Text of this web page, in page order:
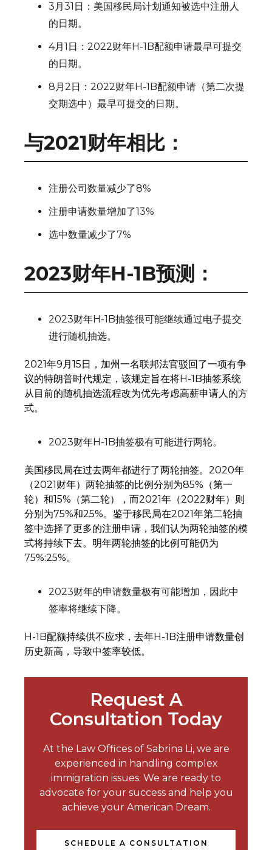
3月31日：美国移民局计划通知被选中注册人
的日期。
4月1日：2022财年H-1B配额申请最早可提交
的日期。
8月2日：2022财年H-1B配额申请（第二次提
交期选中）最早可提交的日期。
与2021财年相比：
注册公司数量减少了8%
注册申请数量增加了13%
选中数量减少了7%
2023财年H-1B预测：
2023财年H-1B抽签很可能继续通过电子提交
进行随机抽选。
2021年9月15日，加州一名联邦法官驳回了一项有争
议的特朗普时代规定，该规定旨在将H-1B抽签系统
从目前的随机抽选流程改为优先考虑高薪申请人的方
式。
2023财年H-1B抽签极有可能进行两轮。
美国移民局在过去两年都进行了两轮抽签。2020年
（2021财年）两轮抽签的比例分别为85%（第一
轮）和15%（第二轮），而2021年（2022财年）则
分别为75%和25%。鉴于移民局在2021年第二轮抽
签中选择了更多的注册申请，我们认为两轮抽签的模
式将持续下去。明年两轮抽签的比例可能仍为
75%:25%。
2023财年的申请数量极有可能增加，因此中
签率将继续下降。
H-1B配额持续供不应求，去年H-1B注册申请数量创
历史新高，导致中签率较低。
Request A
Consultation Today
At the Law Offices of Sabrina Li, we are
experienced in handling complex
immigration issues. We are ready to
advocate for your success and help you
achieve your American Dream.
SCHEDULE A CONSULTATION